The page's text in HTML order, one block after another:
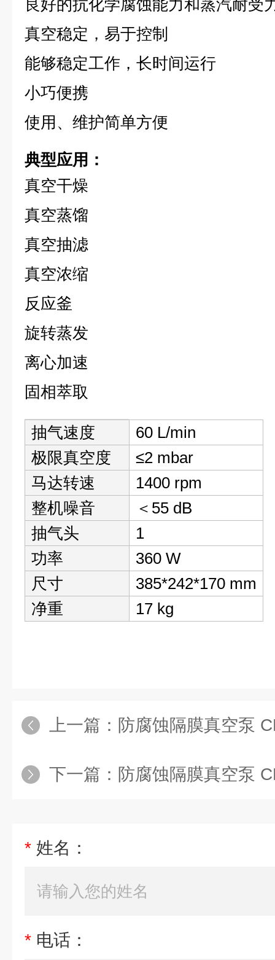
良好的抗化学腐蚀能力和蒸汽耐受
真空稳定，易于控制
能够稳定工作，长时间运行
小巧便携
使用、维护简单方便
典型应用：
真空干燥
真空蒸馏
真空抽滤
真空浓缩
反应釜
旋转蒸发
离心加速
固相萃取
规
格
抽气速度
60 L/min
极限真空度
≤2 mbar
马达转速
1400 rpm
整机噪音
＜55 dB
抽气头
1
功率
360 W
尺寸
385*242*170 mm
净重
17 kg
上一篇： 防腐蚀隔膜真空泵
下一篇： 防腐蚀隔膜真空泵
* 姓名：
* 电话：